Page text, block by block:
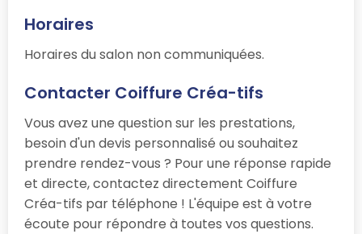
Horaires
Horaires du salon non communiquées.
Contacter Coiffure Créa-tifs
Vous avez une question sur les prestations,
besoin d'un devis personnalisé ou souhaitez
prendre rendez-vous ? Pour une réponse rapide
et directe, contactez directement Coiffure
Créa-tifs par téléphone ! L'équipe est à votre
écoute pour répondre à toutes vos questions.